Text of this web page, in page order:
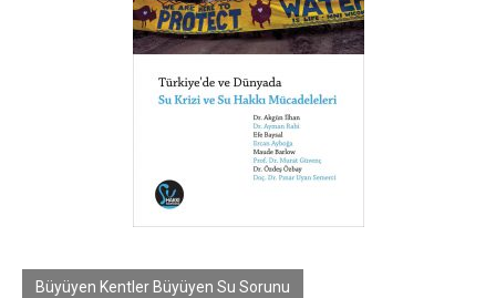
Büyüyen Kentler Büyüyen Su Sorunu